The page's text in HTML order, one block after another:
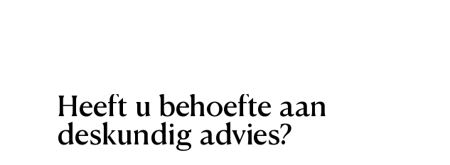
Heeft u behoefte aan
deskundig advies?